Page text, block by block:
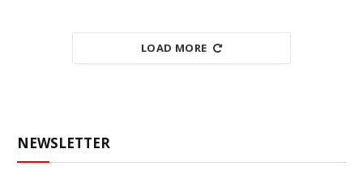
LOAD MORE
NEWSLETTER